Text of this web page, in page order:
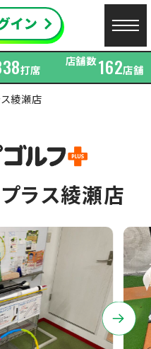
打席
店舗数162店舗
ス綾瀬店
ラス綾瀬店